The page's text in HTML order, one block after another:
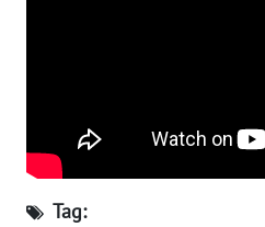
Tag:
WN
SULTRA